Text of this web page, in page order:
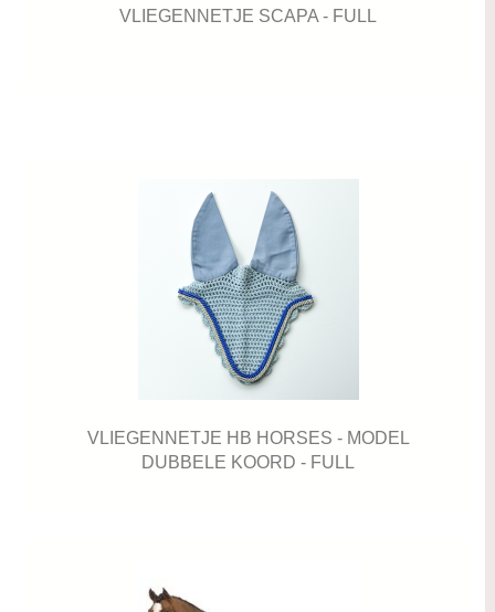
VLIEGENNETJE SCAPA - FULL
VLIEGENNETJE HB HORSES - MODEL
DUBBELE KOORD - FULL